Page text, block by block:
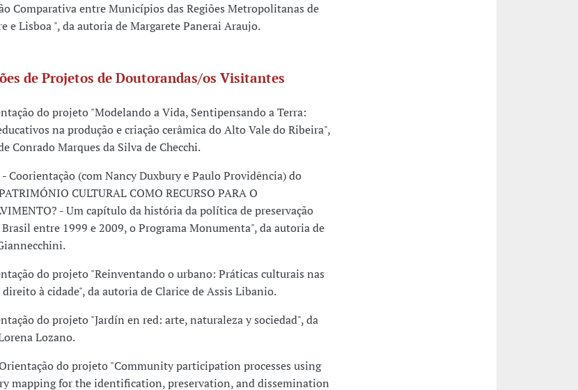
Comparativa entre Municípios das Regiões Metropolitanas de
e Lisboa ", da autoria de Margarete Panerai Araujo.
de Projetos de Doutorandas/os Visitantes
do projeto "Modelando a Vida, Sentipensando a Terra:
na produção e criação cerâmica do Alto Vale do Ribeira",
Conrado Marques da Silva de Checchi.
Coorientação (com Nancy Duxbury e Paulo Providência) do
CULTURAL COMO RECURSO PARA O
- Um capítulo da história da política de preservação
entre 1999 e 2009, o Programa Monumenta", da autoria de
do projeto "Reinventando o urbano: Práticas culturais nas
à cidade", da autoria de Clarice de Assis Libanio.
do projeto "Jardín en red: arte, naturaleza y sociedad", da
Lozano.
do projeto "Community participation processes using
mapping for the identification, preservation, and dissemination